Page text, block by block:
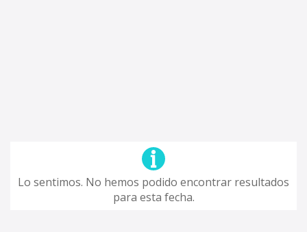
Lo sentimos. No hemos podido encontrar resultados
para esta fecha.